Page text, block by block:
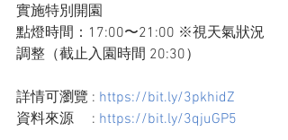
實施特別開園
點燈時間：17:00〜21:00 ※視天氣狀況
調整（截止入園時間 20:30）
詳情可瀏覽 : https://bit.ly/3pkhidZ
資料來源     : https://bit.ly/3qjuGP5